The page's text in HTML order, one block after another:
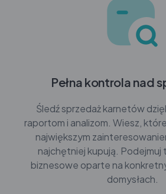
Pełna kontrola nad
Śledź sprzedaż karnetów
raportom i analizom. Wiesz,
największym
najchętniej kupują.
biznesowe oparte na
domysłach.